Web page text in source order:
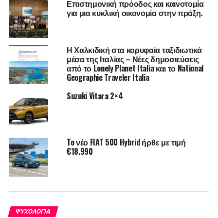
σου ζωή για να έχεις εξασφαλισμένη μια
“δουλίτσα”.
Δεν χρειάζεται να παρατήσεις το αίσθημα
προσφοράς και δημιουργίας που σου χαρίζει μια
δουλειά για να μείνεις ματαιωμένη και
απογοητευμένη στο σπίτι σου.
Αναζήτησε την υποστήριξη και τα εργαλεία που θα σε
βοηθήσουν να νιώσεις πραγματικά εστιασμένη στους
στόχους σου, πειθαρχημένη και οργανωμένη, παίρνοντας
τις κατάλληλες αποφάσεις στο κατάλληλο τάιμινγκ.
Η αλήθεια, η επέκταση, η επιτυχία δεν έρχονται μέσα από
το βόλεμα.
Μπορείς και σου αξίζει να τα έχεις όλα!
Επιστημονική πρόοδος και καινοτομία
για μια κυκλική οικονομία στην πράξη.
Η Χαλκιδική στα κορυφαία ταξιδιωτικά
μέσα της Ιταλίας – Νέες δημοσιεύσεις
από το Lonely Planet Italia και το National
Geographic Traveler Italia
Suzuki Vitara 2×4
To νέο FIAT 500 Hybrid ήρθε με τιμή
€18.990
ΨΥΧΟΛΟΓΊΑ